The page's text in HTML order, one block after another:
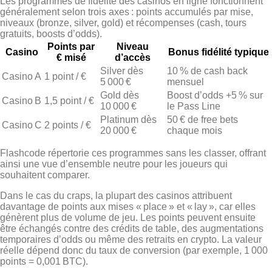
généralement selon trois axes : points accumulés par mise,
niveaux (bronze, silver, gold) et récompenses (cash, tours
gratuits, boosts d’odds).
Casino
Points par
€ misé
Niveau
d’accès
Bonus fidélité typique
Casino A 1 point / €
Silver dès
5 000 €
10 % de cash back
mensuel
Casino B 1,5 point / €
Gold dès
10 000 €
Boost d’odds +5 % sur
le Pass Line
Casino C 2 points / €
Platinum dès
20 000 €
50 € de free bets
chaque mois
Flashcode répertorie ces programmes sans les classer, offrant
ainsi une vue d’ensemble neutre pour les joueurs qui
souhaitent comparer.
Dans le cas du craps, la plupart des casinos attribuent
davantage de points aux mises « place » et « lay », car elles
génèrent plus de volume de jeu. Les points peuvent ensuite
être échangés contre des crédits de table, des augmentations
temporaires d’odds ou même des retraits en crypto. La valeur
réelle dépend donc du taux de conversion (par exemple, 1 000
points = 0,001 BTC).